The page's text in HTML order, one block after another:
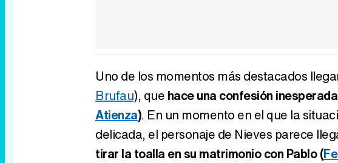
Uno de los momentos más destacados
Brufau), que hace una confesión
Atienza). En un momento en el que la
delicada, el personaje de Nieves parece
tirar la toalla en su matrimonio con Pablo (